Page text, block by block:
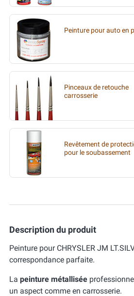
Peinture pour auto en
Pinceaux de retouche
carrosserie
Revêtement de
pour le soubassement
Description du produit
Peinture pour CHRYSLER JM
correspondance parfaite.
La peinture métallisée
un aspect comme en carrosserie.